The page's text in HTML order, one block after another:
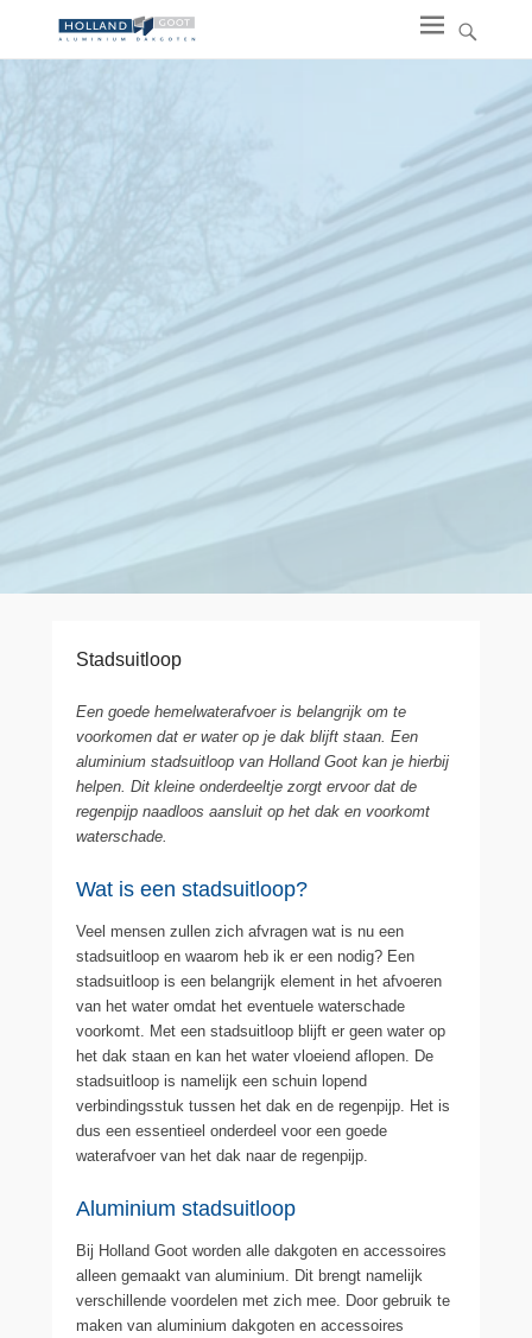
Stadsuitloop
Een goede hemelwaterafvoer is belangrijk om te
voorkomen dat er water op je dak blijft staan. Een
aluminium stadsuitloop van Holland Goot kan je hierbij
helpen. Dit kleine onderdeeltje zorgt ervoor dat de
regenpijp naadloos aansluit op het dak en voorkomt
waterschade.
Wat is een stadsuitloop?
Veel mensen zullen zich afvragen wat is nu een
stadsuitloop en waarom heb ik er een nodig? Een
stadsuitloop is een belangrijk element in het afvoeren
van het water omdat het eventuele waterschade
voorkomt. Met een stadsuitloop blijft er geen water op
het dak staan en kan het water vloeiend aflopen. De
stadsuitloop is namelijk een schuin lopend
verbindingsstuk tussen het dak en de regenpijp. Het is
dus een essentieel onderdeel voor een goede
waterafvoer van het dak naar de regenpijp.
Aluminium stadsuitloop
Bij Holland Goot worden alle dakgoten en accessoires
alleen gemaakt van aluminium. Dit brengt namelijk
verschillende voordelen met zich mee. Door gebruik te
maken van aluminium dakgoten en accessoires